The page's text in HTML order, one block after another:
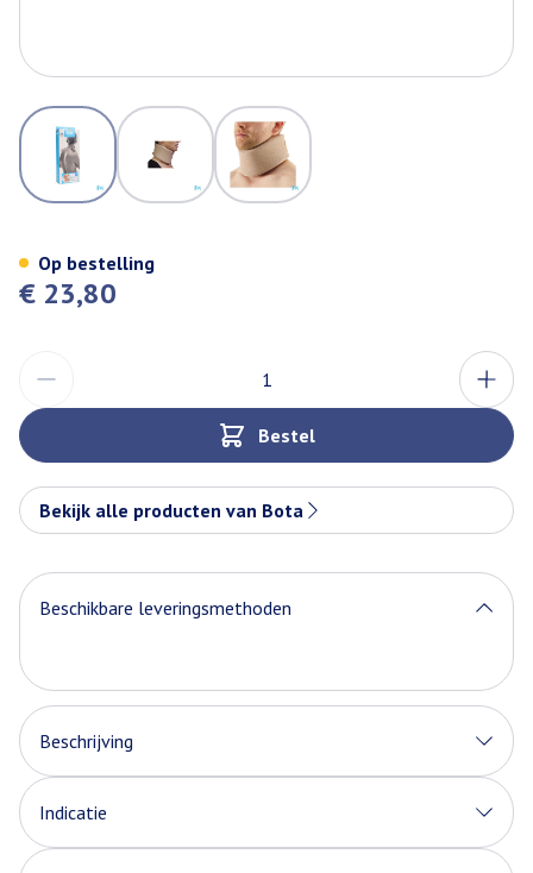
View larger imageView larger imageView larger image
€ 23,80
Bestel
Op bestelling
Bekijk alle producten van Bota
Beschikbare leveringsmethoden
Beschrijving
Indicatie